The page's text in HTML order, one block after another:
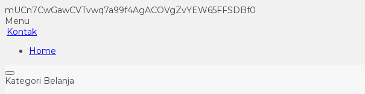
mUCn7CwGawCVTvwq7a99f4AgACOVgZvYEW65FFSDBf0
Menu
Kontak
Home
Kategori Belanja